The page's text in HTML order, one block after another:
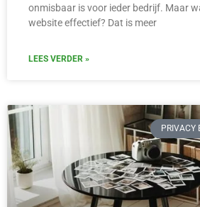
onmisbaar is voor ieder bedrijf. Maar
website effectief? Dat is meer
LEES VERDER »
PRIVACY